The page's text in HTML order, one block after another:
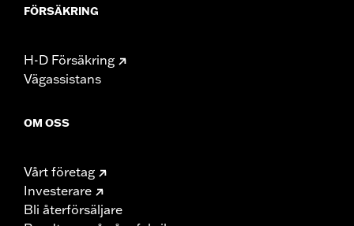
FÖRSÄKRING
H-D Försäkring
Vägassistans
OM OSS
Vårt företag
Investerare
Bli återförsäljare